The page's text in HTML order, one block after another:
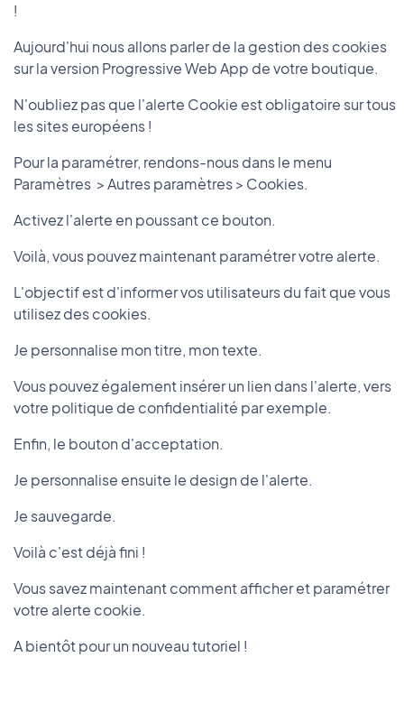
!
Aujourd'hui nous allons parler de la gestion des cookies
sur la version Progressive Web App de votre boutique.
N'oubliez pas que l'alerte Cookie est obligatoire sur tous
les sites européens !
Pour la paramétrer, rendons-nous dans le menu
Paramètres > Autres paramètres > Cookies.
Activez l'alerte en poussant ce bouton.
Voilà, vous pouvez maintenant paramétrer votre alerte.
L'objectif est d'informer vos utilisateurs du fait que vous
utilisez des cookies.
Je personnalise mon titre, mon texte.
Vous pouvez également insérer un lien dans l'alerte, vers
votre politique de confidentialité par exemple.
Enfin, le bouton d'acceptation.
Je personnalise ensuite le design de l'alerte.
Je sauvegarde.
Voilà c'est déjà fini !
Vous savez maintenant comment afficher et paramétrer
votre alerte cookie.
A bientôt pour un nouveau tutoriel !